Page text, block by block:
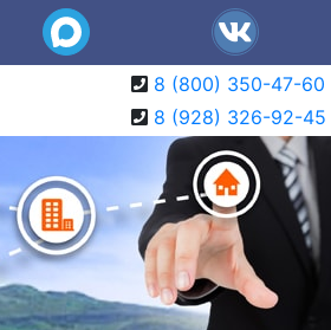
8 (800) 350-47-60
8 (928) 326-92-45